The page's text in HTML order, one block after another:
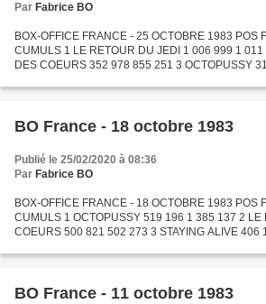
Par Fabrice BO
BOX-OFFICE FRANCE - 25 OCTOBRE 1983 POS
CUMULS 1 LE RETOUR DU JEDI 1 006 999 1
DES COEURS 352 978 855 251 3 OCTOPUSSY
BALLADE DE...
BO France - 18 octobre 1983
Publié le 25/02/2020 à 08:36
Par Fabrice BO
BOX-OFFICE FRANCE - 18 OCTOBRE 1983 POS
CUMULS 1 OCTOPUSSY 519 196 1 385 137 2 LE
COEURS 500 821 502 273 3 STAYING ALIVE 406
CACHER UNE AUTRE 118 723...
BO France - 11 octobre 1983